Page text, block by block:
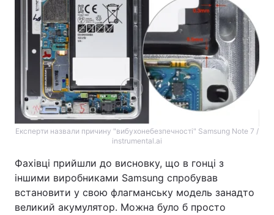
Тема оформлення
Експерти назвали причину "вибухонебезпечності" Samsung Note 7 /
instrumental.ai
Фахівці прийшли до висновку, що в гонці з
іншими виробниками Samsung спробував
встановити у свою флагманську модель занадто
великий акумулятор. Можна було б просто